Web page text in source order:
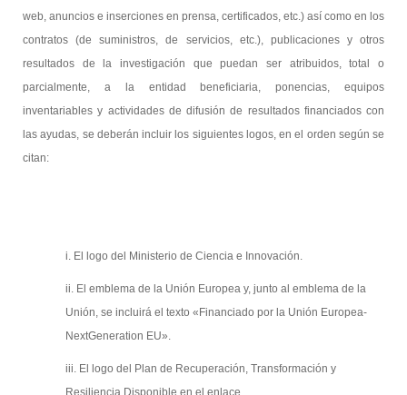
web, anuncios e inserciones en prensa, certificados, etc.) así como en los
contratos (de suministros, de servicios, etc.), publicaciones y otros
resultados de la investigación que puedan ser atribuidos, total o
parcialmente, a la entidad beneficiaria, ponencias, equipos
inventariables y actividades de difusión de resultados financiados con
las ayudas, se deberán incluir los siguientes logos, en el orden según se
citan:
i. El logo del Ministerio de Ciencia e Innovación.
ii. El emblema de la Unión Europea y, junto al emblema de la
Unión, se incluirá el texto «Financiado por la Unión Europea-
NextGeneration EU».
iii. El logo del Plan de Recuperación, Transformación y
Resiliencia Disponible en el enlace